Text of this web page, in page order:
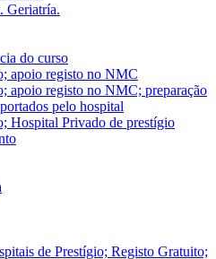
Geriatría.
do curso
apoio registo no NMC
apoio registo no NMC; preparação
pelo hospital
Hospital Privado de prestígio
de Prestígio; Registo Gratuito;